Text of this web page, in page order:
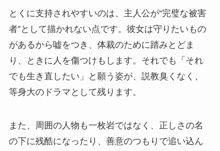
とくに支持されやすいのは、主人公が“完璧な被害
者”として描かれない点です。彼女は守りたいもの
があるから嘘をつき、体裁のために踏みとどま
り、ときに人を傷つけもします。それでも「それ
でも生き直したい」と願う姿が、説教臭くなく、
等身大のドラマとして残ります。
また、周囲の人物も一枚岩ではなく、正しさの名
の下に残酷になったり、善意のつもりで追い込ん